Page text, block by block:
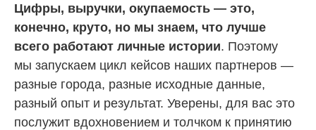
Цифры, выручки, окупаемость — это,
конечно, круто, но мы знаем, что лучше
всего работают личные истории. Поэтому
мы запускаем цикл кейсов наших партнеров —
разные города, разные исходные данные,
разный опыт и результат. Уверены, для вас это
послужит вдохновением и толчком к принятию